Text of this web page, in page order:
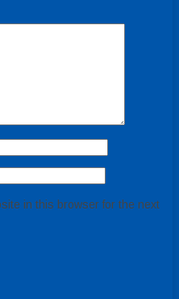
in this browser for the next